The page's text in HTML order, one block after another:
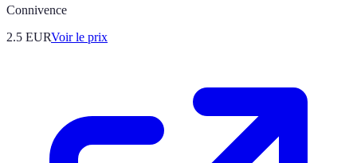
Connivence
2.5 EURVoir le prix